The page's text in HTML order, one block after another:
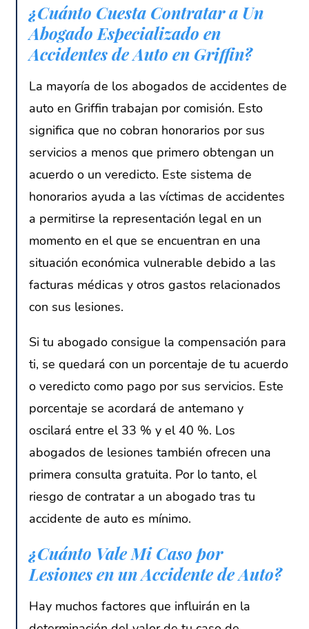
¿Cuánto Cuesta Contratar a Un
Abogado Especializado en
Accidentes de Auto en Griffin?
La mayoría de los abogados de accidentes de
auto en Griffin trabajan por comisión. Esto
significa que no cobran honorarios por sus
servicios a menos que primero obtengan un
acuerdo o un veredicto. Este sistema de
honorarios ayuda a las víctimas de accidentes
a permitirse la representación legal en un
momento en el que se encuentran en una
situación económica vulnerable debido a las
facturas médicas y otros gastos relacionados
con sus lesiones.
Si tu abogado consigue la compensación para
ti, se quedará con un porcentaje de tu acuerdo
o veredicto como pago por sus servicios. Este
porcentaje se acordará de antemano y
oscilará entre el 33 % y el 40 %. Los
abogados de lesiones también ofrecen una
primera consulta gratuita. Por lo tanto, el
riesgo de contratar a un abogado tras tu
accidente de auto es mínimo.
¿Cuánto Vale Mi Caso por
Lesiones en un Accidente de Auto?
Hay muchos factores que influirán en la